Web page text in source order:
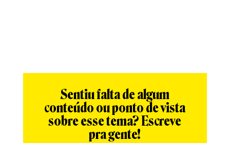
Sentiu falta de algum
conteúdo ou ponto de vista
sobre esse tema? Escreve
pra gente!